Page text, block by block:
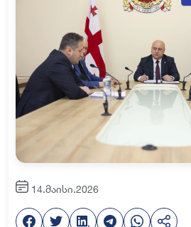
14.მაისი.2026